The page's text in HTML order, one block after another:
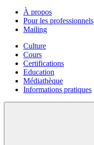
À propos
Pour les professionnels
Mailing
Culture
Cours
Certifications
Education
Médiathèque
Informations pratiques